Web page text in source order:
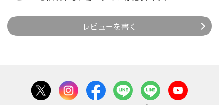
レビューを書く